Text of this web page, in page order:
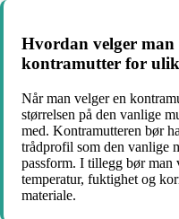
Hvordan velger
kontramutter for
Når man velger en
størrelsen på den vanlige
med. Kontramutteren bør
trådprofil som den vanlige
passform. I tillegg bør
temperatur, fuktighet og
materiale.